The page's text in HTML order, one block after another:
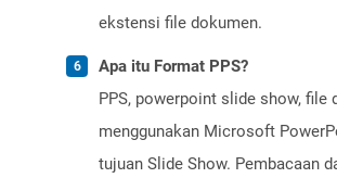
ekstensi file dokumen.
Apa itu Format PPS?
PPS, powerpoint slide show, file
menggunakan Microsoft
tujuan Slide Show. Pembacaan